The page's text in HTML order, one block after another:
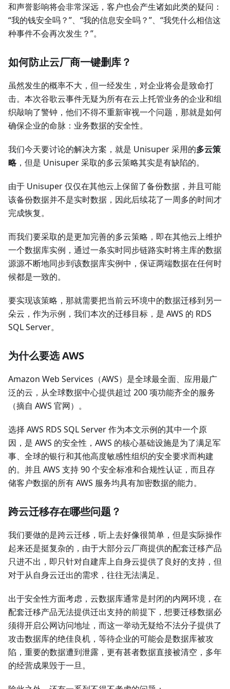
和声誉影响将会非常深远，客户也会产生诸如此类的疑问：
“我的钱安全吗？”、“我的信息安全吗？”、“我凭什么相信这
种事件不会再次发生？”。
如何防止云厂商一键删库？
虽然发生的概率不大，但一经发生，对企业将会是致命打
击。本次谷歌云事件无疑为所有在云上托管业务的企业和组
织敲响了警钟，他们不得不重新审视一个问题，那就是如何
确保企业的命脉：业务数据的安全性。
我们今天要讨论的解决方案，就是 Unisuper 采用的多云策
略，但是 Unisuper 采取的多云策略其实是有缺陷的。
由于 Unisuper 仅仅在其他云上保留了备份数据，并且可能
该备份数据并不是实时数据，因此后续花了一周多的时间才
完成恢复。
而我们要采取的是更加完善的多云策略，即在其他云上维护
一个数据库实例，通过一条实时同步链路实时将主库的数据
源源不断地同步到该数据库实例中，保证两端数据在任何时
候都是一致的。
要实现该策略，那就需要把当前云环境中的数据迁移到另一
朵云，作为示例，我们本次的迁移目标，是 AWS 的 RDS
SQL Server。
为什么要选 AWS
Amazon Web Services（AWS）是全球最全面、应用最广
泛的云，从全球数据中心提供超过 200 项功能齐全的服务
（摘自 AWS 官网）。
选择 AWS RDS SQL Server 作为本文示例的其中一个原
因，是 AWS 的安全性，AWS 的核心基础设施是为了满足军
事、全球的银行和其他高度敏感性组织的安全要求而构建
的。并且 AWS 支持 90 个安全标准和合规性认证，而且存
储客户数据的所有 AWS 服务均具有加密数据的能力。
跨云迁移存在哪些问题？
我们要做的是跨云迁移，听上去好像很简单，但是实际操作
起来还是挺复杂的，由于大部分云厂商提供的配套迁移产品
只进不出，即只针对自建库上自身云提供了良好的支持，但
对于从自身云迁出的需求，往往无法满足。
出于安全性方面考虑，云数据库通常是封闭的内网环境，在
配套迁移产品无法提供迁出支持的前提下，想要迁移数据必
须得开启公网访问地址，而这一举动无疑给不法分子提供了
攻击数据库的绝佳良机，等待企业的可能会是数据库被攻
陷，重要的数据遭到泄露，更有甚者数据直接被清空，多年
的经营成果毁于一旦。